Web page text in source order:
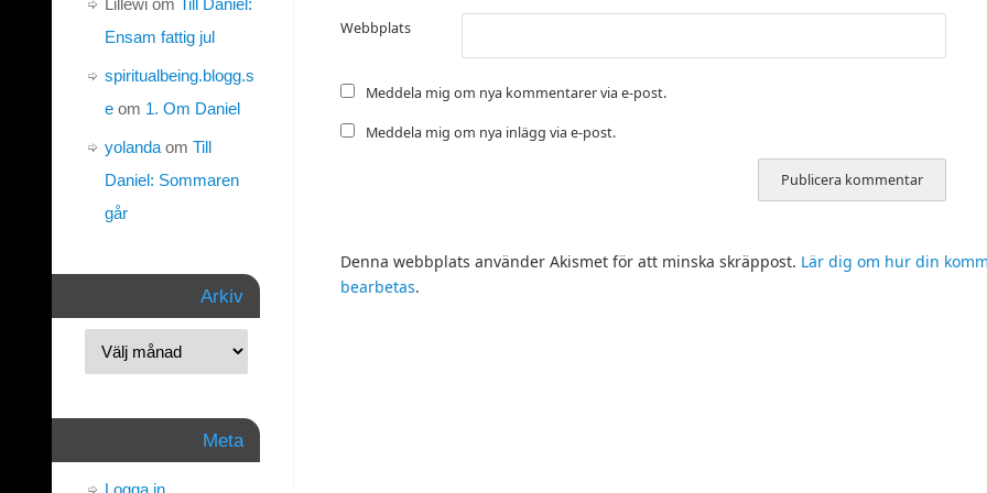
Webbplats
Meddela mig om nya kommentarer via e-post.
Meddela mig om nya inlägg via e-post.
Denna webbplats använder Akismet för att minska skräppost. Lär dig om hur din
bearbetas.
Lillewi om Till Daniel:
Ensam fattig jul
spiritualbeing.blogg.s
e om 1. Om Daniel
yolanda om Till
Daniel: Sommaren
går
Arkiv
Meta